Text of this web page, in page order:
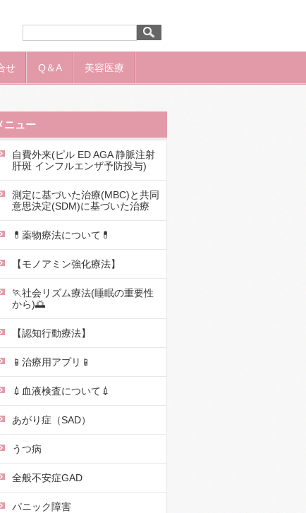
せ Q＆A 美容医療
ニュー
自費外来(ピル ED AGA 静脈注射
肝斑 インフルエンザ予防投与)
測定に基づいた治療(MBC)と共同
意思決定(SDM)に基づいた治療
💊薬物療法について💊
【モノアミン強化療法】
🏃社会リズム療法(睡眠の重要性
から)🌅
【認知行動療法】
📱治療用アプリ📱
💉血液検査について💉
あがり症（SAD）
うつ病
全般不安症GAD
パニック障害